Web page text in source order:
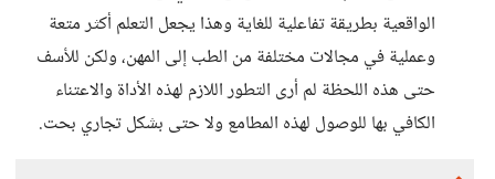
الواقعية بطريقة تفاعلية للغاية وهذا يجعل التعلم أكثر متعة
وعملية في مجالات مختلفة من الطب إلى المهن، ولكن للأسف
حتى هذه اللحظة لم أرى التطور اللازم لهذه الأداة والاعتناء
الكافي بها للوصول لهذه المطامع ولا حتى بشكل تجاري بحت.